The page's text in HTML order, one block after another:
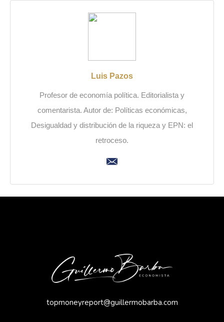
Luis Pazos
Profesor de economía política. Editorialista y
comentarista. Autor de: Políticas económicas,
Desigualdad y distribución de la riqueza y EPN: el
retroceso.
topmoneyreport@guillermobarba.com